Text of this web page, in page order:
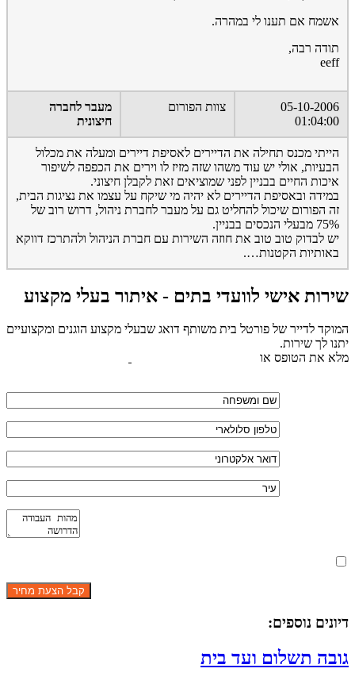
אשמח אם תענו לי במהרה.
תודה רבה,
eeff
05-10-2006
01:04:00
צוות הפורום
מעבר לחברה
חיצונית
הייתי מכנס תחילה את הדיירים לאסיפת דיירים ומעלה את מכלול
הבעיות, אולי יש עוד משהו שזה מזיז לו וירים את הכפפה לשיפור
איכות החיים בבניין לפני שמוציאים זאת לקבלן חיצוני.
במידה ובאסיפת הדיירים לא יהיה מי שיקח על עצמו את נציגות הבית,
זה הפורום שיכול להחליט גם על מעבר לחברת ניהול, דרוש רוב של
75% מבעלי הנכסים בבניין.
יש לבדוק טוב טוב את חוזה השירות עם חברת הניהול ולהתרכז דווקא
באותיות הקטנות….
שירות אישי לוועדי בתים - איתור בעלי מקצוע
המוקד לדייר של פורטל בית משותף דואג שבעלי מקצוע הוגנים ומקצועיים
יתנו לך שירות.
מלא את הטופס או
דיונים נוספים:
גובה תשלום ועד בית